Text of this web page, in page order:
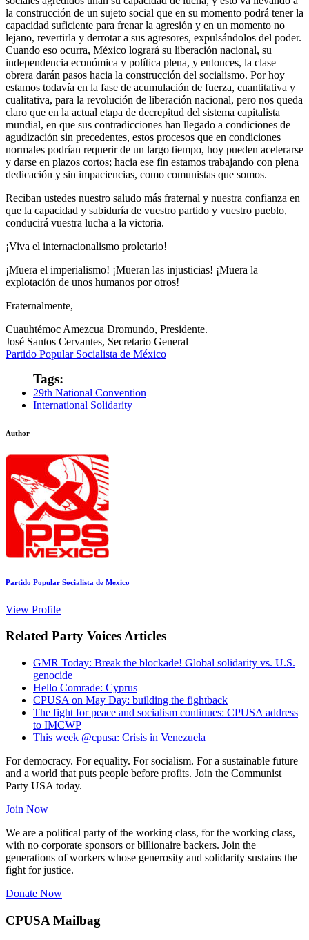
la construcción de un sujeto social que en su momento podrá tener la
capacidad suficiente para frenar la agresión y en un momento no
lejano, revertirla y derrotar a sus agresores, expulsándolos del poder.
Cuando eso ocurra, México logrará su liberación nacional, su
independencia económica y política plena, y entonces, la clase
obrera darán pasos hacia la construcción del socialismo. Por hoy
estamos todavía en la fase de acumulación de fuerza, cuantitativa y
cualitativa, para la revolución de liberación nacional, pero nos queda
claro que en la actual etapa de decrepitud del sistema capitalista
mundial, en que sus contradicciones han llegado a condiciones de
agudización sin precedentes, estos procesos que en condiciones
normales podrían requerir de un largo tiempo, hoy pueden acelerarse
y darse en plazos cortos; hacia ese fin estamos trabajando con plena
dedicación y sin impaciencias, como comunistas que somos.
Reciban ustedes nuestro saludo más fraternal y nuestra confianza en
que la capacidad y sabiduría de vuestro partido y vuestro pueblo,
conducirá vuestra lucha a la victoria.
¡Viva el internacionalismo proletario!
¡Muera el imperialismo! ¡Mueran las injusticias! ¡Muera la
explotación de unos humanos por otros!
Fraternalmente,
Cuauhtémoc Amezcua Dromundo, Presidente.
José Santos Cervantes, Secretario General
Partido Popular Socialista de México
Tags:
29th National Convention
International Solidarity
Author
Partido Popular Socialista de Mexico
View Profile
Related Party Voices Articles
GMR Today: Break the blockade! Global solidarity vs. U.S.
genocide
Hello Comrade: Cyprus
CPUSA on May Day: building the fightback
The fight for peace and socialism continues: CPUSA address
to IMCWP
This week @cpusa: Crisis in Venezuela
For democracy. For equality. For socialism. For a sustainable future
and a world that puts people before profits. Join the Communist
Party USA today.
Join Now
We are a political party of the working class, for the working class,
with no corporate sponsors or billionaire backers. Join the
generations of workers whose generosity and solidarity sustains the
fight for justice.
Donate Now
CPUSA Mailbag